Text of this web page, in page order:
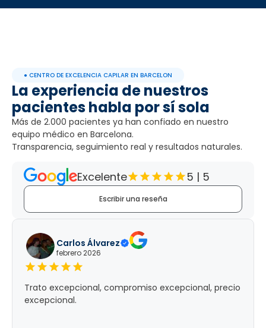
● CENTRO DE EXCELENCIA CAPILAR EN BARCELON
La experiencia de nuestros
pacientes habla por sí sola
Más de 2.000 pacientes ya han confiado en nuestro
equipo médico en Barcelona.
Transparencia, seguimiento real y resultados naturales.
Excelente 5 | 5
Escribir una reseña
Carlos Álvarez
febrero 2026
Trato excepcional, compromiso excepcional, precio
excepcional.